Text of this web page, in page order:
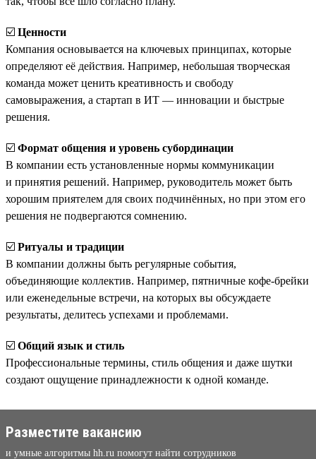
☑️ Ценности
Компания основывается на ключевых принципах, которые
определяют её действия. Например, небольшая творческая
команда может ценить креативность и свободу
самовыражения, а стартап в ИТ — инновации и быстрые
решения.
☑️ Формат общения и уровень субординации
В компании есть установленные нормы коммуникации
и принятия решений. Например, руководитель может быть
хорошим приятелем для своих подчинённых, но при этом его
решения не подвергаются сомнению.
☑️ Ритуалы и традиции
В компании должны быть регулярные события,
объединяющие коллектив. Например, пятничные кофе-брейки
или еженедельные встречи, на которых вы обсуждаете
результаты, делитесь успехами и проблемами.
☑️ Общий язык и стиль
Профессиональные термины, стиль общения и даже шутки
создают ощущение принадлежности к одной команде.
Разместите вакансию
и умные алгоритмы hh.ru помогут найти сотрудников